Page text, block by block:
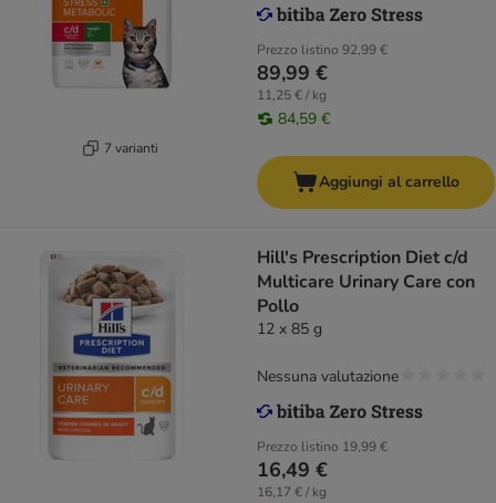
7 varianti
Prezzo listino 92,99 €
89,99 €
11,25 € / kg
84,59 €
Aggiungi al carrello
Hill's Prescription Diet c/d
Multicare Urinary Care con
Pollo
12 x 85 g
Prezzo listino 19,99 €
16,49 €
16,17 € / kg
Nessuna valutazione